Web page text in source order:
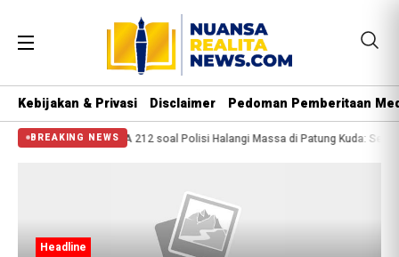
Kebijakan & Privasi Disclaimer Pedoman Pemberitaan
BREAKING NEWS
2 Orang Tewas PA 212 soal Polisi Halangi Massa di Patung Kuda:
Headline